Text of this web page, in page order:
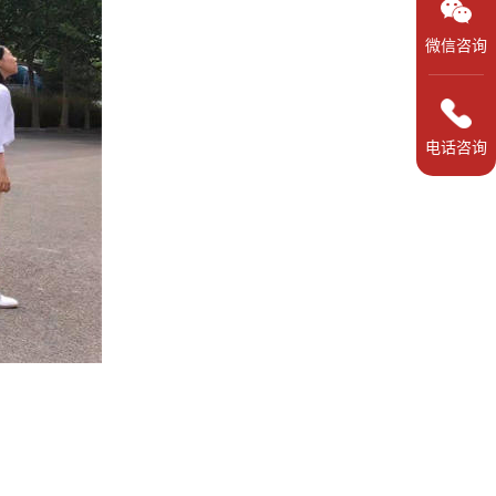
微信咨询
电话咨询